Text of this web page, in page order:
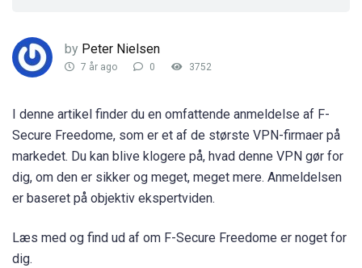
by Peter Nielsen
7 år ago 0 3752
I denne artikel finder du en omfattende anmeldelse af F-
Secure Freedome, som er et af de største VPN-firmaer på
markedet. Du kan blive klogere på, hvad denne VPN gør for
dig, om den er sikker og meget, meget mere. Anmeldelsen
er baseret på objektiv ekspertviden.
Læs med og find ud af om F-Secure Freedome er noget for
dig.